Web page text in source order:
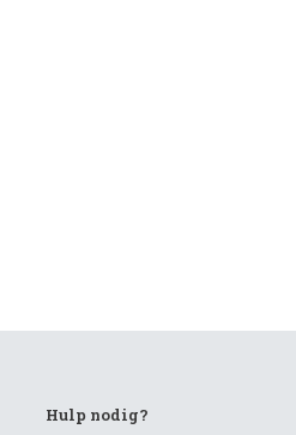
Hulp nodig?